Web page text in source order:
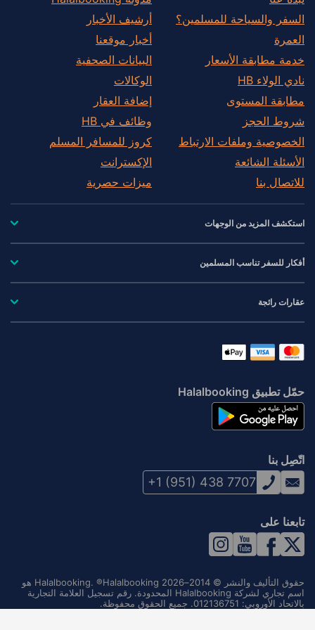
السفر والسياحة للمسلمين؟
العمرة
خدمة مطابقة الأسعار
نادي الولاء HB
مطابقة المستوى
شروط الحجز
الخصوصية وملفات الارتباط
الأسئلة الشائعة
للاتصال بنا
أرشيف الأخبار
أخبار موقعنا
البيانات الصحفية
الوكالات
إضافة العقار
وظائف في HB
كروز للمسافر المسلم
الإكسترانت
ميزات حصرية
استكشف المزيد من الوجهات
أفكار للسفر تناسب المسلمين
عقارات رائجة
حمّل تطبيق Halalbooking
اتّصِل بنا
+1 (951) 438 7707
تابعنا على
حقوق التأليف والنشر © 2014–2026 Halalbooking. ®Halalbooking هو
اسم تجاري لشركة Halalbooking المحدودة. رقم تسجيل العلامة التجارية
بالاتحاد الأوروبي: 012136751. جميع الحقوق محفوظة.